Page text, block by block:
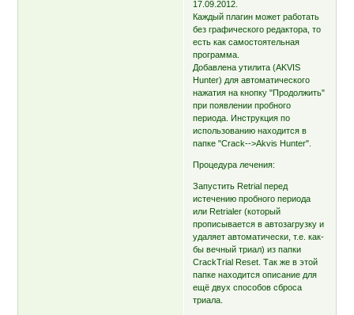
17.09.2012.
Каждый плагин может работать
без графического редактора, то
есть как самостоятельная
программа.
Добавлена утилита (AKVIS
Hunter) для автоматического
нажатия на кнопку "Продолжить"
при появлении пробного
периода. Инструкция по
использованию находится в
папке "Crack-->Akvis Hunter".
Процедура лечения:
Запустить Retrial перед
истечению пробного периода
или Retrialer (который
прописывается в автозагрузку и
удаляет автоматически, т.е. как-
бы вечный триал) из папки
CrackTrial Reset. Так же в этой
папке находится описание для
ещё двух способов сброса
триала.